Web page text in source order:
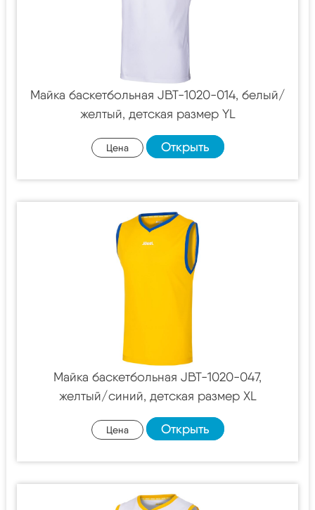
Майка баскетбольная JBT-1020-014, белый/
желтый, детская размер YL
Цена Открыть
Майка баскетбольная JBT-1020-047,
желтый/синий, детская размер XL
Цена Открыть